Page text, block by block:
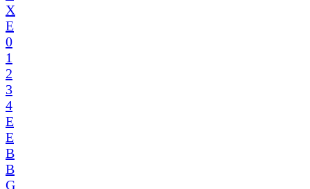
X
E
0
1
2
3
4
E
E
B
B
G